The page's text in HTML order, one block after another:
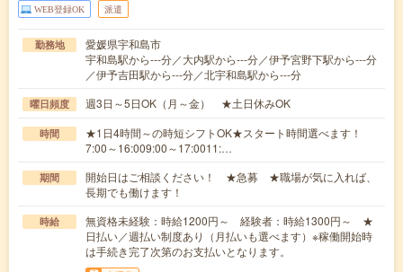
WEB登録OK 派遣
勤務地
愛媛県宇和島市
宇和島駅から---分／大内駅から---分／伊予宮野下駅から---分
／伊予吉田駅から---分／北宇和島駅から---分
曜日頻度 週3日～5日OK（月～金） ★土日休みOK
時間
★1日4時間～の時短シフトOK★スタート時間選べます！
7:00～16:009:00～17:0011:…
期間
開始日はご相談ください！ ★急募 ★職場が気に入れば、
長期でも働けます！
時給
無資格未経験：時給1200円～ 経験者：時給1300円～ ★
日払い／週払い制度あり（月払いも選べます）※稼働開始時
は手続き完了次第のお支払いとなります。